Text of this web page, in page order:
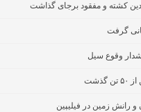
کشته و مفقود برجای گذاشت
گرفت
وقوع سیل
رانش زمین در فیلیپین